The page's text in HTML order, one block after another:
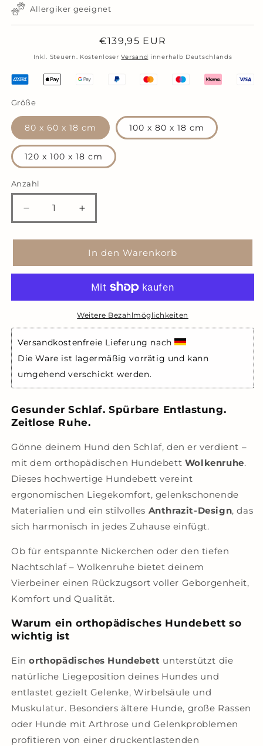
Allergiker geeignet
Normaler
Preis
€139,95 EUR
Inkl. Steuern. KostenloserVersand innerhalb Deutschlands
Größe
80 x 60 x 18 cm 100 x 80 x 18 cm
120 x 100 x 18 cm
Anzahl
Anzahl
Verringere
die
Menge
Wolkenruhe
Anthrazit
Erhöhe
die
Menge
für
Wolkenruhe
Anthrazit
In den Warenkorb
Weitere Bezahlmöglichkeiten
Versandkostenfreie Lieferung nach
Die Ware ist lagermäßig vorrätig und kann
umgehend verschickt werden.
Gesunder Schlaf. Spürbare Entlastung.
Zeitlose Ruhe.
Gönne deinem Hund den Schlaf, den er verdient –
mit dem orthopädischen Hundebett Wolkenruhe.
Dieses hochwertige Hundebett vereint
ergonomischen Liegekomfort, gelenkschonende
Materialien und ein stilvolles Anthrazit-Design, das
sich harmonisch in jedes Zuhause einfügt.
Ob für entspannte Nickerchen oder den tiefen
Nachtschlaf – Wolkenruhe bietet deinem
Vierbeiner einen Rückzugsort voller Geborgenheit,
Komfort und Qualität.
Warum ein orthopädisches Hundebett so
wichtig ist
Einorthopädisches Hundebett unterstützt die
natürliche Liegeposition deines Hundes und
entlastet gezielt Gelenke, Wirbelsäule und
Muskulatur. Besonders ältere Hunde, große Rassen
oder Hunde mit Arthrose und Gelenkproblemen
profitieren von einer druckentlastenden